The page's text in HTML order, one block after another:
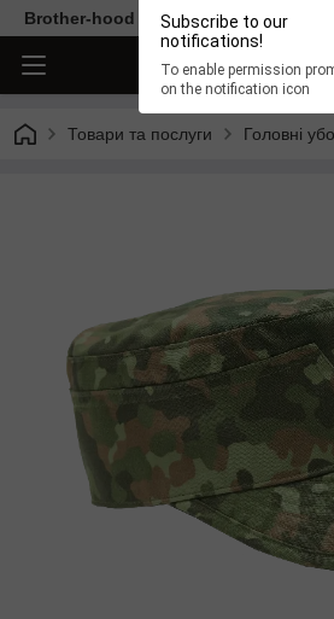
Subscribe to our
notifications!
To enable permission
on the notification icon
Brother-hood - Одяг та аксесуари
Товари та послуги Головні